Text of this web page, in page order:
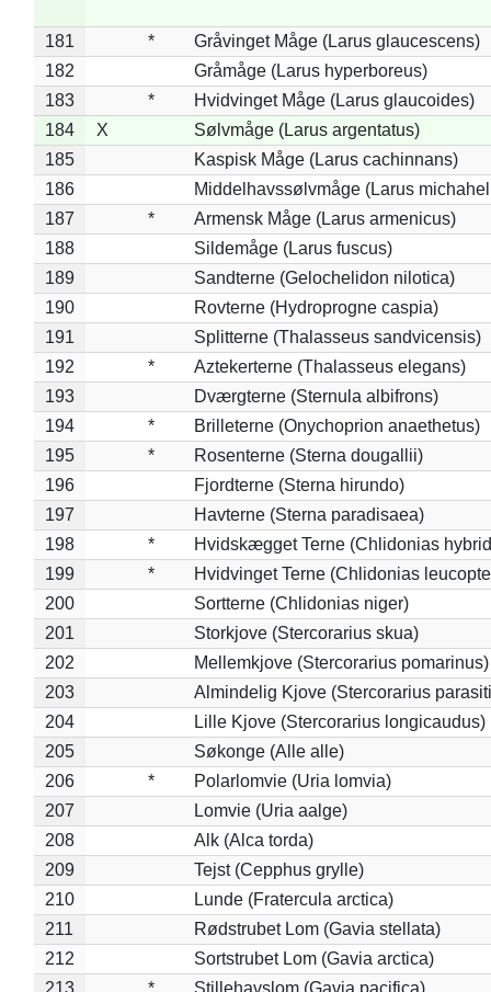
181 *
Gråvinget Måge (Larus glaucescens)
182
Gråmåge (Larus hyperboreus)
183
*
Hvidvinget Måge (Larus glaucoides)
184
X
Sølvmåge (Larus argentatus)
185
Kaspisk Måge (Larus cachinnans)
186
Middelhavssølvmåge (Larus
187
*
Armensk Måge (Larus armenicus)
188
Sildemåge (Larus fuscus)
189
Sandterne (Gelochelidon nilotica)
190
Rovterne (Hydroprogne caspia)
191
Splitterne (Thalasseus sandvicensis)
192
*
Aztekerterne (Thalasseus elegans)
193
Dværgterne (Sternula albifrons)
194
*
Brilleterne (Onychoprion anaethetus)
195
*
Rosenterne (Sterna dougallii)
196
Fjordterne (Sterna hirundo)
197
Havterne (Sterna paradisaea)
198
*
Hvidskægget Terne (Chlidonias
199
*
Hvidvinget Terne (Chlidonias
200
Sortterne (Chlidonias niger)
201
Storkjove (Stercorarius skua)
202
Mellemkjove (Stercorarius pomarinus)
203
Almindelig Kjove (Stercorarius
204
Lille Kjove (Stercorarius longicaudus)
205
Søkonge (Alle alle)
206
*
Polarlomvie (Uria lomvia)
207
Lomvie (Uria aalge)
208
Alk (Alca torda)
209
Tejst (Cepphus grylle)
210
Lunde (Fratercula arctica)
211
Rødstrubet Lom (Gavia stellata)
212
Sortstrubet Lom (Gavia arctica)
213
*
Stillehavslom (Gavia pacifica)